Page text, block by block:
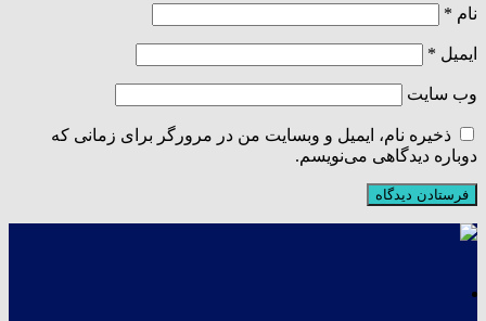
نام *
ایمیل *
وب‌ سایت
ذخیره نام، ایمیل و وبسایت من در مرورگر برای زمانی که
دوباره دیدگاهی می‌نویسم.